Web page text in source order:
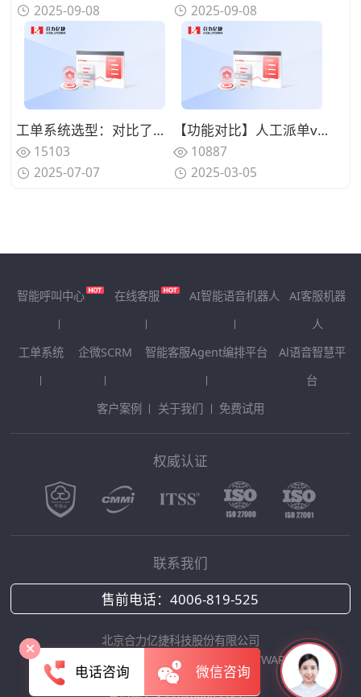
2025-09-08
2025-09-08
工单系统选型：对比了市面上的 5 大主流客服工单系统，谁更好用？
15103
2025-07-07
【功能对比】人工派单vs智能派单：哪个更适合您的企业？
10887
2025-03-05
智能呼叫中心 在线客服 AI智能语音机器人
AI客服机器
人
工单系统
企微SCRM 智能客服Agent编排平台
Al语音智慧平
台
客户案例
关于我们 免费试用
权威认证
联系我们
售前电话：4006-819-525
北京合力亿捷科技股份有限公司
Copyright © 2025 HOLLYCRM SOFTWARE
京ICP备12042422号-1
电话咨询 微信咨询